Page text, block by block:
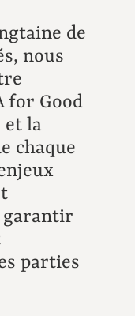
de
nous
for Good
et la
chaque
garantir
parties